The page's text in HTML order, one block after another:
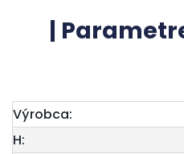
|
Výrobca:
H: